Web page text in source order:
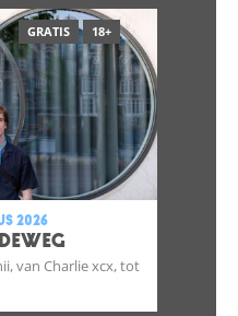
GRATIS 18+
2026
van Charlie xcx, tot